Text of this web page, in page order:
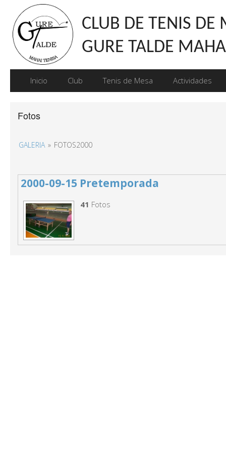
CLUB DE TENIS DE
GURE TALDE
Inicio Club Tenis de Mesa Actividades
Fotos
GALERIA » FOTOS2000
2000-09-15 Pretemporada
41 Fotos